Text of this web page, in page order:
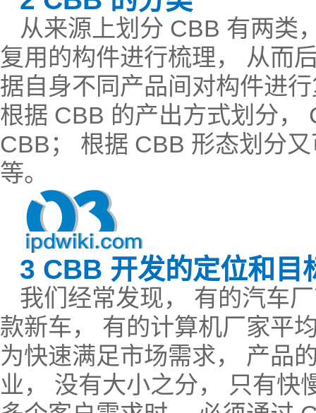
从来源上划分 CBB 有两类
复用的构件进行梳理， 从而
据自身不同产品间对构件进
根据 CBB 的产出方式划分，
CBB； 根据 CBB 形态划分
等。
3 CBB 开发的定位和目
我们经常发现， 有的汽车
款新车， 有的计算机厂家平
为快速满足市场需求， 产品
业， 没有大小之分， 只有快